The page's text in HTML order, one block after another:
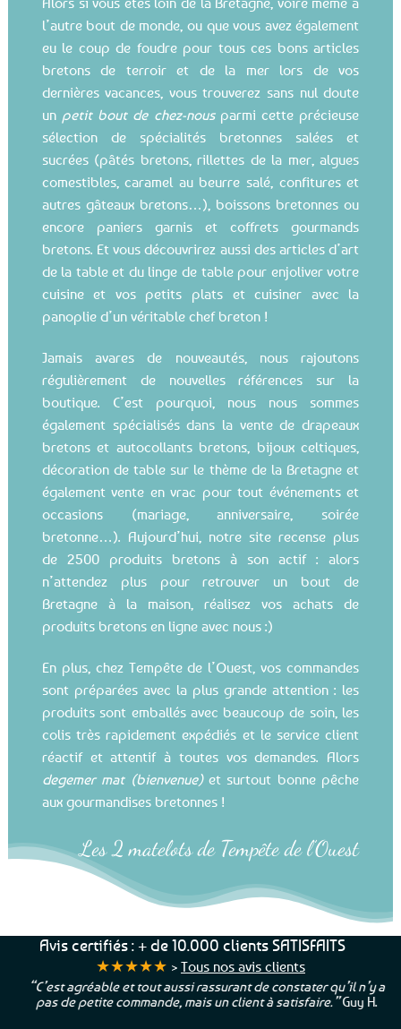
l’autre bout de monde, ou que vous avez également
eu le coup de foudre pour tous ces bons articles
bretons de terroir et de la mer lors de vos
dernières vacances, vous trouverez sans nul doute
un petit bout de chez-nousparmi cette précieuse
sélection de spécialités bretonnes salées et
sucrées (pâtés bretons, rillettes de la mer, algues
comestibles, caramel au beurre salé, confitures et
autres gâteaux bretons…), boissons bretonnes ou
encore paniers garnis et coffrets gourmands
bretons. Et vous découvrirez aussi des articles d’art
de la table et du linge de table pour enjoliver votre
cuisine et vos petits plats et cuisiner avec la
panoplie d’un véritable chef breton !
Jamais avares de nouveautés, nous rajoutons
régulièrement de nouvelles références sur la
boutique. C’est pourquoi, nous nous sommes
également spécialisés dans la vente de drapeaux
bretons et autocollants bretons, bijoux celtiques,
décoration de table sur le thème de la Bretagne et
également vente en vrac pour tout événements et
occasions (mariage, anniversaire, soirée
bretonne…). Aujourd’hui, notre site recense plus
de 2500 produits bretons à son actif : alors
n’attendez plus pour retrouver un bout de
Bretagne à la maison, réalisez vos achats de
produits bretons en ligne avec nous :)
En plus, chez Tempête de l’Ouest, vos commandes
sont préparées avec la plus grande attention : les
produits sont emballés avec beaucoup de soin, les
colis très rapidement expédiés et le service client
réactif et attentif à toutes vos demandes. Alors
degemer mat (bienvenue) et surtout bonne pêche
aux gourmandises bretonnes !
Les 2 matelots de Tempête de l’Ouest
Avis certifiés : + de 10.000 clients SATISFAITS
★★★★★ > Tous nos avis clients
“C’est agréable et tout aussi rassurant de constater qu’il n’y a
pas de petite commande, mais un client à satisfaire.”Guy H.